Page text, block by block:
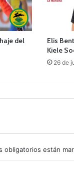
del
Elis
Kiele
26 de
obligatorios están